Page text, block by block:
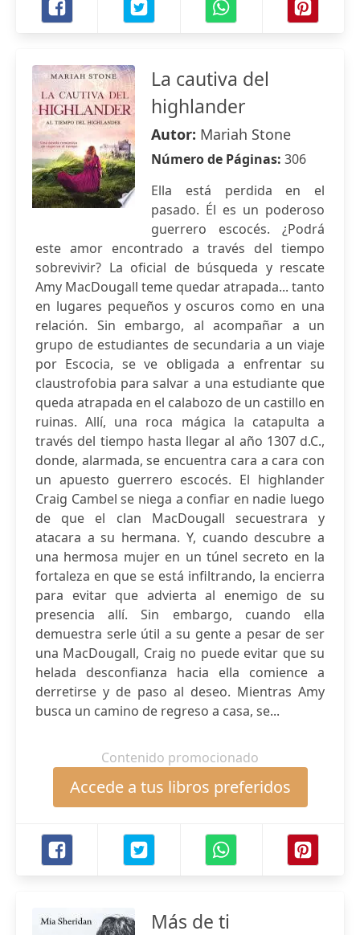
La cautiva del
highlander
Autor: Mariah Stone
Número de Páginas: 306
Ella está perdida en el
pasado. Él es un poderoso
guerrero escocés. ¿Podrá
este amor encontrado a través del tiempo
sobrevivir? La oficial de búsqueda y rescate
Amy MacDougall teme quedar atrapada... tanto
en lugares pequeños y oscuros como en una
relación. Sin embargo, al acompañar a un
grupo de estudiantes de secundaria a un viaje
por Escocia, se ve obligada a enfrentar su
claustrofobia para salvar a una estudiante que
queda atrapada en el calabozo de un castillo en
ruinas. Allí, una roca mágica la catapulta a
través del tiempo hasta llegar al año 1307 d.C.,
donde, alarmada, se encuentra cara a cara con
un apuesto guerrero escocés. El highlander
Craig Cambel se niega a confiar en nadie luego
de que el clan MacDougall secuestrara y
atacara a su hermana. Y, cuando descubre a
una hermosa mujer en un túnel secreto en la
fortaleza en que se está infiltrando, la encierra
para evitar que advierta al enemigo de su
presencia allí. Sin embargo, cuando ella
demuestra serle útil a su gente a pesar de ser
una MacDougall, Craig no puede evitar que su
helada desconfianza hacia ella comience a
derretirse y de paso al deseo. Mientras Amy
busca un camino de regreso a casa, se...
Contenido promocionado
Accede a tus libros preferidos
Más de ti